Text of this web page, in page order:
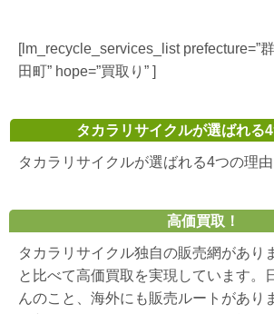
[lm_recycle_services_list prefecture=”
田町” hope=”買取り” ]
タカラリサイクルが選ばれる
タカラリサイクルが選ばれる4つの理由
高価買取！
タカラリサイクル独自の販売網があり
と比べて高価買取を実現しています。
んのこと、海外にも販売ルートがあり